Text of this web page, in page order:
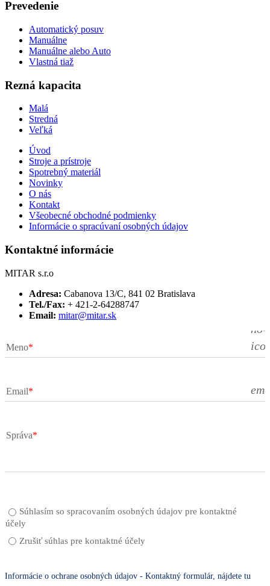
Prevedenie
Automatický posuv
Manuálne
Manuálne alebo Auto
Vlastná tiaž
Rezná kapacita
Malá
Stredná
Veľká
Úvod
Stroje a prístroje
Spotrebný materiál
Novinky
O nás
Kontakt
Všeobecné obchodné podmienky
Informácie o spracúvaní osobných údajov
Kontaktné informácie
MITAR s.r.o
Adresa: Cabanova 13/C, 841 02 Bratislava
Tel./Fax: + 421-2-64288747
Email: mitar@mitar.sk
Meno
no-
Email
Správa
Súhlasím so spracovaním osobných údajov pre kontaktné
účely
Zrušiť súhlas pre kontaktné účely
Informácie o ochrane osobných údajov - Kontaktný formulár, nájdete tu